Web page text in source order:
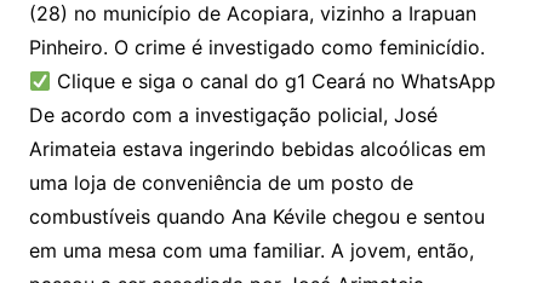
(28) no município de Acopiara, vizinho a Irapuan
Pinheiro. O crime é investigado como feminicídio.
Clique e siga o canal do g1 Ceará no WhatsApp
De acordo com a investigação policial, José
Arimateia estava ingerindo bebidas alcoólicas em
uma loja de conveniência de um posto de
combustíveis quando Ana Kévile chegou e sentou
em uma mesa com uma familiar. A jovem, então,